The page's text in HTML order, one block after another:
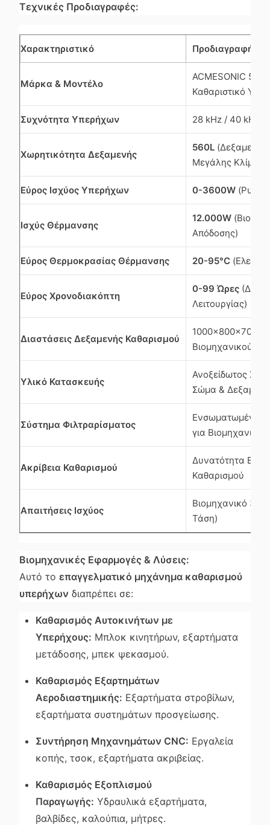
Τεχνικές Προδιαγραφές:
Χαρακτηριστικό Προδιαγραφή
Μάρκα & Μοντέλο
ACMESONIC
Καθαριστικό
Συχνότητα Υπερήχων 28 kHz / 40 kHz
Χωρητικότητα Δεξαμενής
560L (Δεξαμενή
Μεγάλης
Εύρος Ισχύος Υπερήχων 0-3600W
Ισχύς Θέρμανσης
12.000W
Απόδοσης)
Εύρος Θερμοκρασίας Θέρμανσης 20-95°C
Εύρος Χρονοδιακόπτη
0-99 Ώρες
Λειτουργίας)
Διαστάσεις Δεξαμενής Καθαρισμού
Βιομηχανικού
Υλικό Κατασκευής
Ανοξείδωτος
Σώμα &
Σύστημα Φιλτραρίσματος
Ενσωματωμένο
για Βιομηχανική
Ακρίβεια Καθαρισμού
Δυνατότητα
Καθαρισμού
Απαιτήσεις Ισχύος
Βιομηχανικό 3-
Τάση)
Βιομηχανικές Εφαρμογές & Λύσεις:
Αυτό το επαγγελματικό μηχάνημα καθαρισμού
υπερήχων διαπρέπει σε:
Καθαρισμός Αυτοκινήτων με
Υπερήχους: Μπλοκ κινητήρων, εξαρτήματα
μετάδοσης, μπεκ ψεκασμού.
Καθαρισμός Εξαρτημάτων
Αεροδιαστημικής: Εξαρτήματα στροβίλων,
εξαρτήματα συστημάτων προσγείωσης.
Συντήρηση Μηχανημάτων CNC: Εργαλεία
κοπής, τσοκ, εξαρτήματα ακριβείας.
Καθαρισμός Εξοπλισμού
Παραγωγής: Υδραυλικά εξαρτήματα,
βαλβίδες, καλούπια, μήτρες.